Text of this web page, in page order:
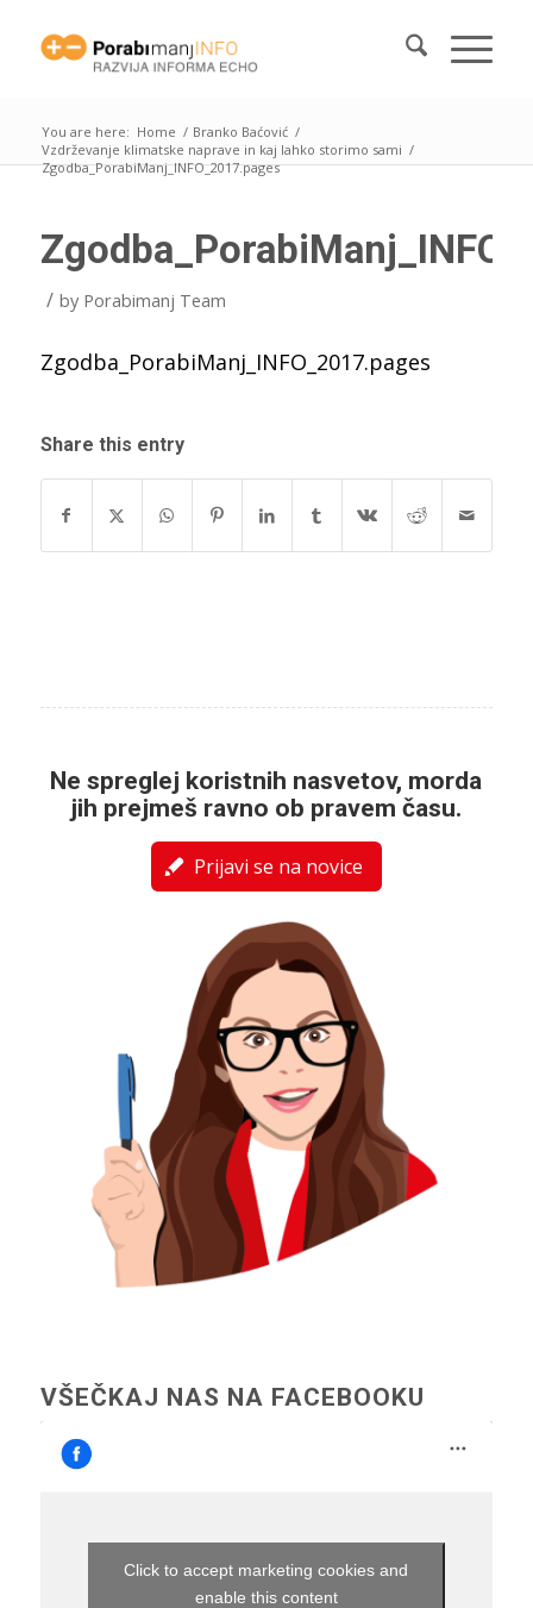
You are here: Home / Branko Baćović /
Vzdrževanje klimatske naprave in kaj lahko storimo sami /
Zgodba_PorabiManj_INFO_2017.pages
/ by Porabimanj Team
Zgodba_PorabiManj_INFO_2017.pages
Share this entry
Ne spreglej koristnih nasvetov, morda
jih prejmeš ravno ob pravem času.
Prijavi se na novice
VŠEČKAJ NAS NA FACEBOOKU
Click to accept marketing cookies and
enable this content